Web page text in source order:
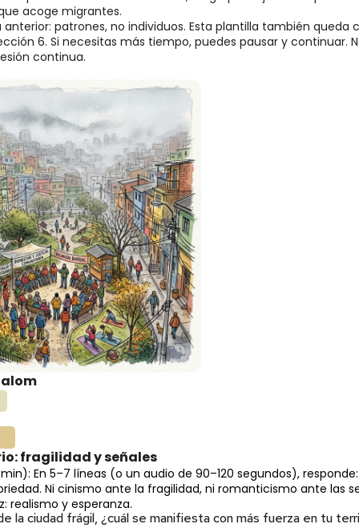
acoge migrantes.
patrones, no individuos. Esta plantilla también queda
6. Si necesitas más tiempo, puedes pausar y continuar.
continua.
fragilidad y señales
En 5–7 líneas (o un audio de 90–120 segundos), responde:
Ni cinismo ante la fragilidad, ni romanticismo ante las
realismo y esperanza.
la ciudad frágil, ¿cuál se manifiesta con más fuerza en tu